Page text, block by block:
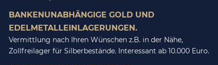
BANKENUNABHÄNGIGE GOLD UND
EDELMETALLEINLAGERUNGEN.
Vermittlung nach Ihren Wünschen z.B. in der Nähe,
Zollfreilager für Silberbestände. Interessant ab 10.000 Euro.